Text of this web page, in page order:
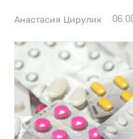
Анастасия Цирулик